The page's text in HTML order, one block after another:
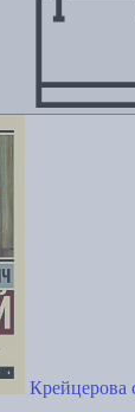
Крейцерова